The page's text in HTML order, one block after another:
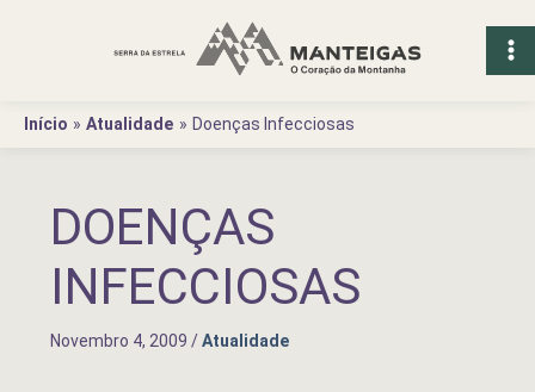
Início
Atualidade Doenças Infecciosas
DOENÇAS
INFECCIOSAS
Novembro 4, 2009 /Atualidade